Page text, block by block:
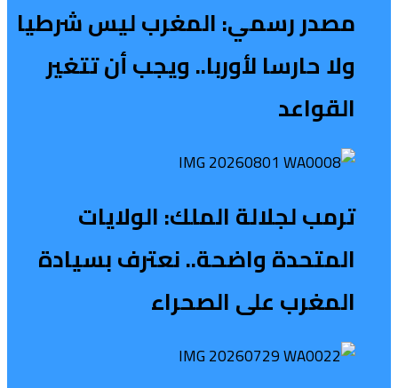
مصدر رسمي: المغرب ليس شرطيا
ولا حارسا لأوربا.. ويجب أن تتغير
القواعد
ترمب لجلالة الملك: الولايات
المتحدة واضحة.. نعترف بسيادة
المغرب على الصحراء